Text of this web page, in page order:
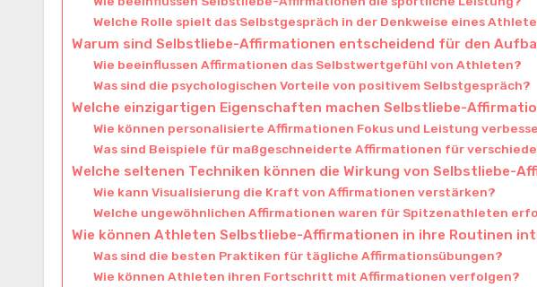
Welche Rolle spielt das Selbstgespräch in der Denkweise eines
Warum sind Selbstliebe-Affirmationen entscheidend für den
Wie beeinflussen Affirmationen das Selbstwertgefühl von Athleten?
Was sind die psychologischen Vorteile von positivem Selbstgespräch?
Welche einzigartigen Eigenschaften machen Selbstliebe-
Wie können personalisierte Affirmationen Fokus und Leistung
Was sind Beispiele für maßgeschneiderte Affirmationen für
Welche seltenen Techniken können die Wirkung von Selbstliebe-
Wie kann Visualisierung die Kraft von Affirmationen verstärken?
Welche ungewöhnlichen Affirmationen waren für Spitzenathleten
Wie können Athleten Selbstliebe-Affirmationen in ihre Routinen
Was sind die besten Praktiken für tägliche Affirmationsübungen?
Wie können Athleten ihren Fortschritt mit Affirmationen verfolgen?